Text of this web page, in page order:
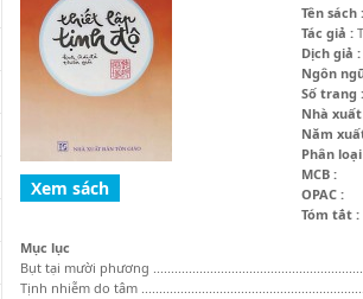
Tên sách :
Tác giả :
Dịch giả :
Ngôn
Số trang :
Nhà
Năm
Phân
MCB :
OPAC :
Tóm tắt :
Mục lục
Bụt tại mười phương
Tịnh nhiễm do tâm